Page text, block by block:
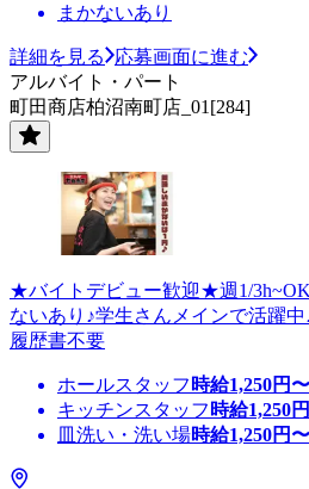
まかないあり
詳細を見る
応募画面に進む
アルバイト・パート
町田商店柏沼南町店_01[284]
★バイトデビュー歓迎★週1/
ないあり♪学生さんメインで活躍
履歴書不要
ホールスタッフ 時給1,250円〜
キッチンスタッフ 時給1,250
皿洗い・洗い場時給1,250円〜